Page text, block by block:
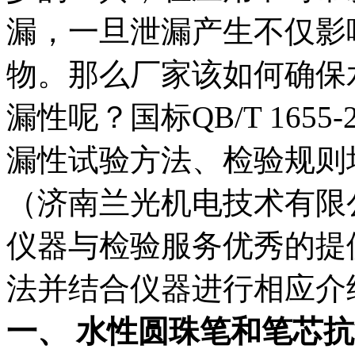
漏，一旦泄漏产生不仅
物。那么厂家该如何确
漏性呢？国标QB/T
漏性试验方法、检验规
（济南兰光机电技术有
仪器与检验服务优秀的
法并结合仪器进行相应
一、 水性圆珠笔和笔芯